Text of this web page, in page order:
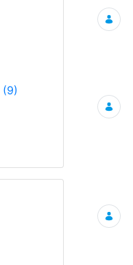
(9)